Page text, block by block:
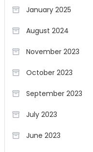
January 2025
August 2024
November 2023
October 2023
September 2023
July 2023
June 2023